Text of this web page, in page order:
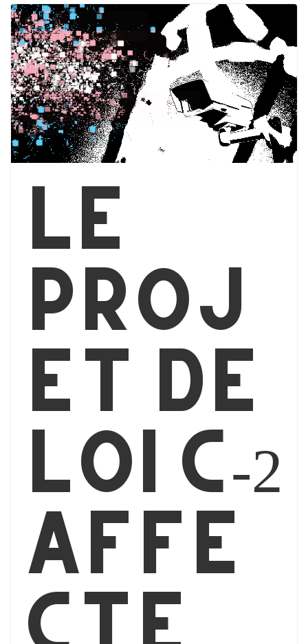
Le
proj
et de
loi C-2
affe
cte